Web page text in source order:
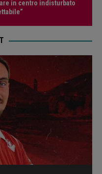
in centro indisturbato